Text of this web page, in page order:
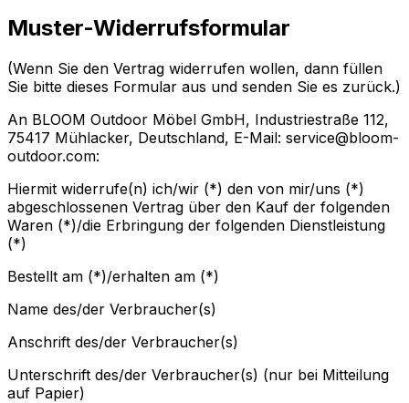
Muster-Widerrufsformular
(Wenn Sie den Vertrag widerrufen wollen, dann füllen
Sie bitte dieses Formular aus und senden Sie es zurück.)
An BLOOM Outdoor Möbel GmbH, Industriestraße 112,
75417 Mühlacker, Deutschland, E-Mail: service@bloom-
outdoor.com:
Hiermit widerrufe(n) ich/wir (*) den von mir/uns (*)
abgeschlossenen Vertrag über den Kauf der folgenden
Waren (*)/die Erbringung der folgenden Dienstleistung
(*)
Bestellt am (*)/erhalten am (*)
Name des/der Verbraucher(s)
Anschrift des/der Verbraucher(s)
Unterschrift des/der Verbraucher(s) (nur bei Mitteilung
auf Papier)